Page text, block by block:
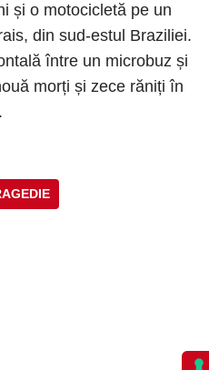
și o motocicletă pe un
din sud-estul Braziliei.
între un microbuz și
morți și zece răniți în